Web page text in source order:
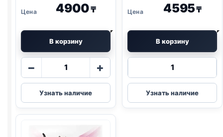
4900₸
В корзину
−
Количество
Pro
Plan
Vet
HYPOALLERGENIC
+
Узнать наличие
4595₸
В корзину
Количество
Pro
Plan
Vet
Узнать наличие